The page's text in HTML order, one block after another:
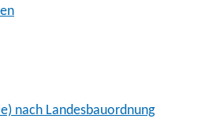
nach Landesbauordnung